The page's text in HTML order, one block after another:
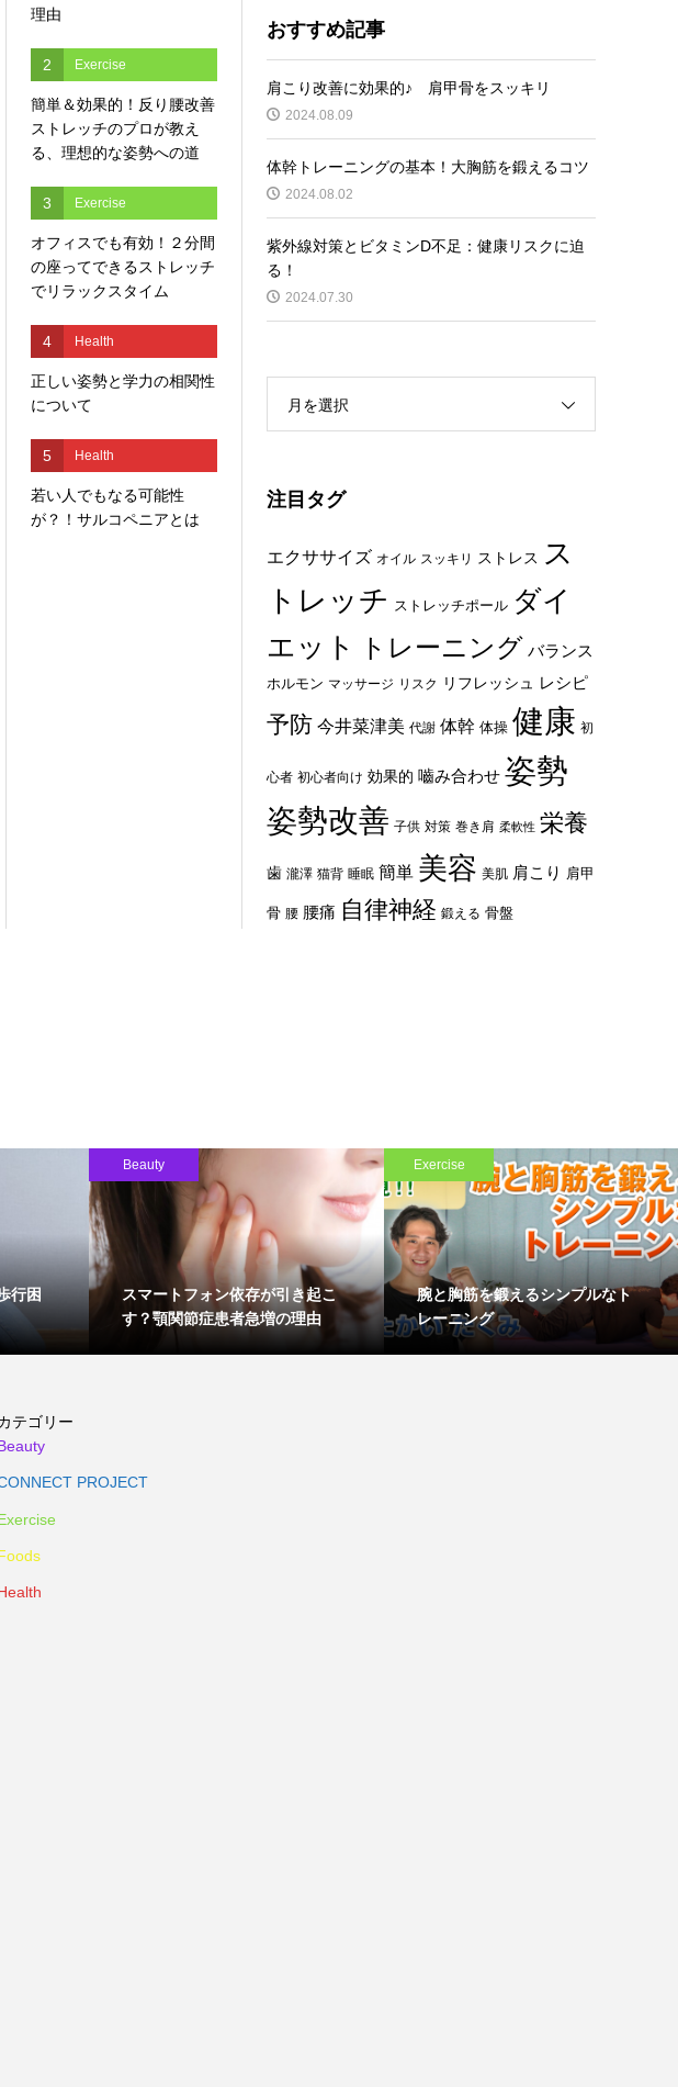
理由
2 Exercise
簡単＆効果的！反り腰改善
ストレッチのプロが教え
る、理想的な姿勢への道
3 Exercise
オフィスでも有効！２分間
の座ってできるストレッチ
でリラックスタイム
4 Health
正しい姿勢と学力の相関性
について
5 Health
若い人でもなる可能性
が？！サルコペニアとは
おすすめ記事
肩こり改善に効果的♪ 肩甲骨をスッキリ
2024.08.09
体幹トレーニングの基本！大胸筋を鍛えるコツ
2024.08.02
紫外線対策とビタミンD不足：健康リスクに迫
る！
2024.07.30
月を選択
注目タグ
エクササイズ オイル スッキリ ストレス
ス
トレッチ ストレッチポール ダイ
エット
トレーニング バランス
ホルモン マッサージ リスク リフレッシュ レシピ
予防 今井菜津美 代謝 体幹 体操 健康 初
心者 初心者向け 効果的 嚙み合わせ 姿勢
姿勢改善 子供 対策 巻き肩 柔軟性 栄養
歯 瀧澤 猫背 睡眠 簡単 美容 美肌 肩こり 肩甲
骨 腰 腰痛 自律神経 鍛える 骨盤
行困
Beauty
スマートフォン依存が引き起こ
す？顎関節症患者急増の理由
Exercise
腕と胸筋を鍛えるシンプルなト
レーニング
テゴリー
PROJECT